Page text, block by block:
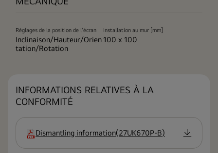
Réglages de la position de l'écran
Inclinaison/Hauteur/Orien
tation/Rotation
Installation au mur [mm]
100 x 100
INFORMATIONS RELATIVES À LA
CONFORMITÉ
extension
Dismantling information(27UK670P-B)